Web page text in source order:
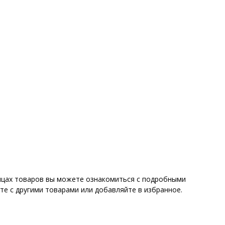
товаров вы можете ознакомиться с подробными
с другими товарами или добавляйте в избранное.